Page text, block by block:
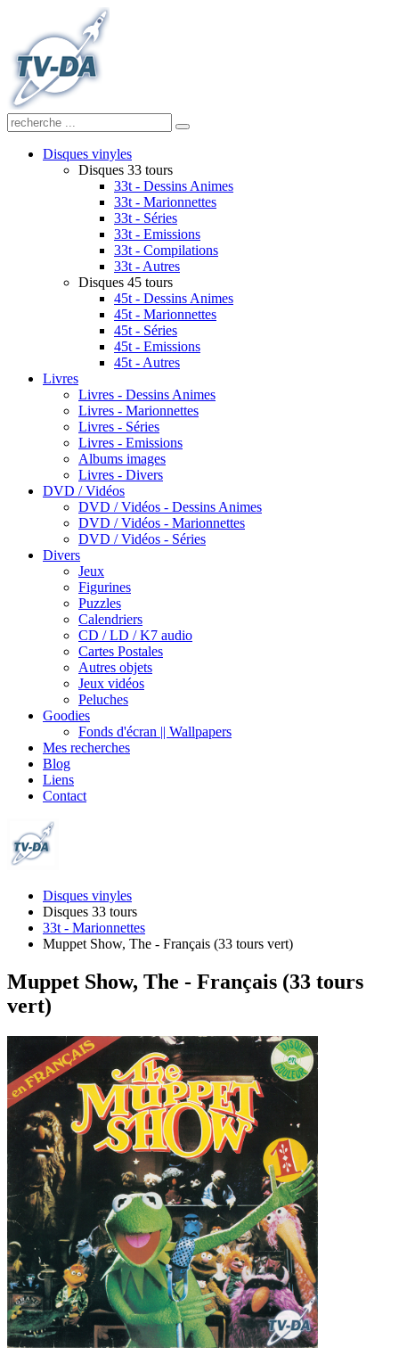
Disques vinyles
Disques 33 tours
33t - Dessins Animes
33t - Marionnettes
33t - Séries
33t - Emissions
33t - Compilations
33t - Autres
Disques 45 tours
45t - Dessins Animes
45t - Marionnettes
45t - Séries
45t - Emissions
45t - Autres
Livres
Livres - Dessins Animes
Livres - Marionnettes
Livres - Séries
Livres - Emissions
Albums images
Livres - Divers
DVD / Vidéos
DVD / Vidéos - Dessins Animes
DVD / Vidéos - Marionnettes
DVD / Vidéos - Séries
Divers
Jeux
Figurines
Puzzles
Calendriers
CD / LD / K7 audio
Cartes Postales
Autres objets
Jeux vidéos
Peluches
Goodies
Fonds d'écran || Wallpapers
Mes recherches
Blog
Liens
Contact
Disques vinyles
Disques 33 tours
33t - Marionnettes
Muppet Show, The - Français (33 tours vert)
Muppet Show, The - Français (33 tours
vert)